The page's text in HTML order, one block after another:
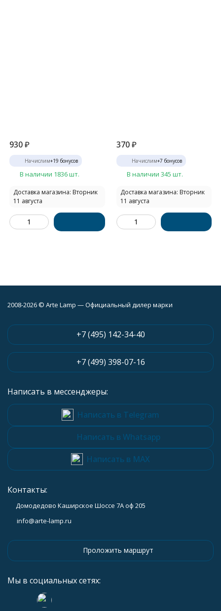
930₽
Начислим+19 бонусов
В наличии 1836 шт.
Доставка магазина: Вторник
11 августа
370 ₽
Начислим+7 бонусов
В наличии 345 шт.
Доставка магазина: Вторник
11 августа
2008-2026 © Arte Lamp — Официальный дилер марки
+7 (495) 142-34-40
+7 (499) 398-07-16
Написать в мессенджеры:
Написать в Telegram
Написать в Whatsapp
Написать в MAX
Контакты:
Домодедово Каширское Шоссе 7А оф 205
info@arte-lamp.ru
Проложить маршрут
Мы в социальных сетях: